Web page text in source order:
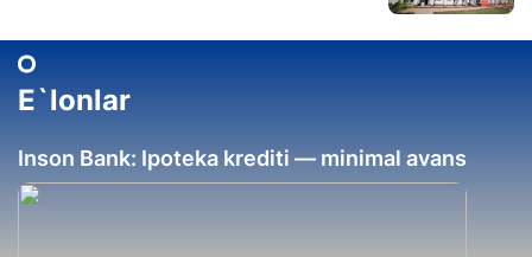
E`lonlar
Inson Bank: Ipoteka krediti — minimal avans